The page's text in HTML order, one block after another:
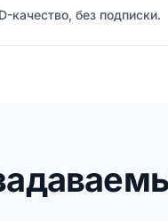
качество, без подписки.